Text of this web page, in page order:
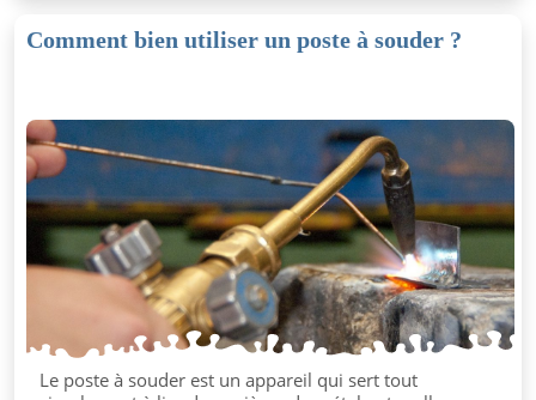
Comment bien utiliser un poste à souder ?
Le poste à souder est un appareil qui sert tout